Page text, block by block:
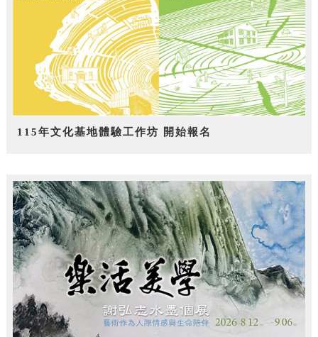
115年文化基地體驗工作坊 開始報名